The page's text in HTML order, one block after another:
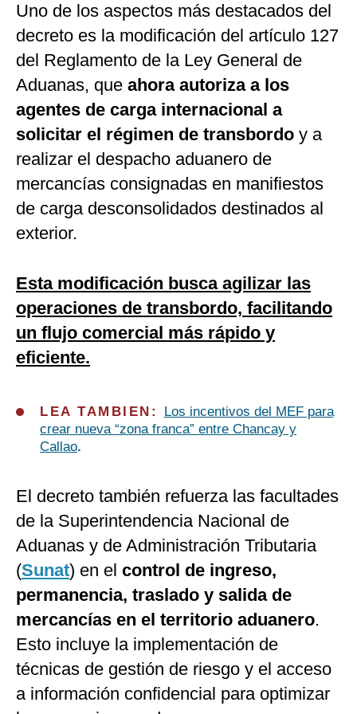
Uno de los aspectos más destacados del
decreto es la modificación del artículo 127
del Reglamento de la Ley General de
Aduanas, que ahora autoriza a los
agentes de carga internacional a
solicitar el régimen de transbordo y a
realizar el despacho aduanero de
mercancías consignadas en manifiestos
de carga desconsolidados destinados al
exterior.
Esta modificación busca agilizar las
operaciones de transbordo, facilitando
un flujo comercial más rápido y
eficiente.
LEA TAMBIEN:
Los incentivos del MEF para
crear nueva “zona franca” entre Chancay y
Callao.
El decreto también refuerza las facultades
de la Superintendencia Nacional de
Aduanas y de Administración Tributaria
(Sunat) en el control de ingreso,
permanencia, traslado y salida de
mercancías en el territorio aduanero.
Esto incluye la implementación de
técnicas de gestión de riesgo y el acceso
a información confidencial para optimizar